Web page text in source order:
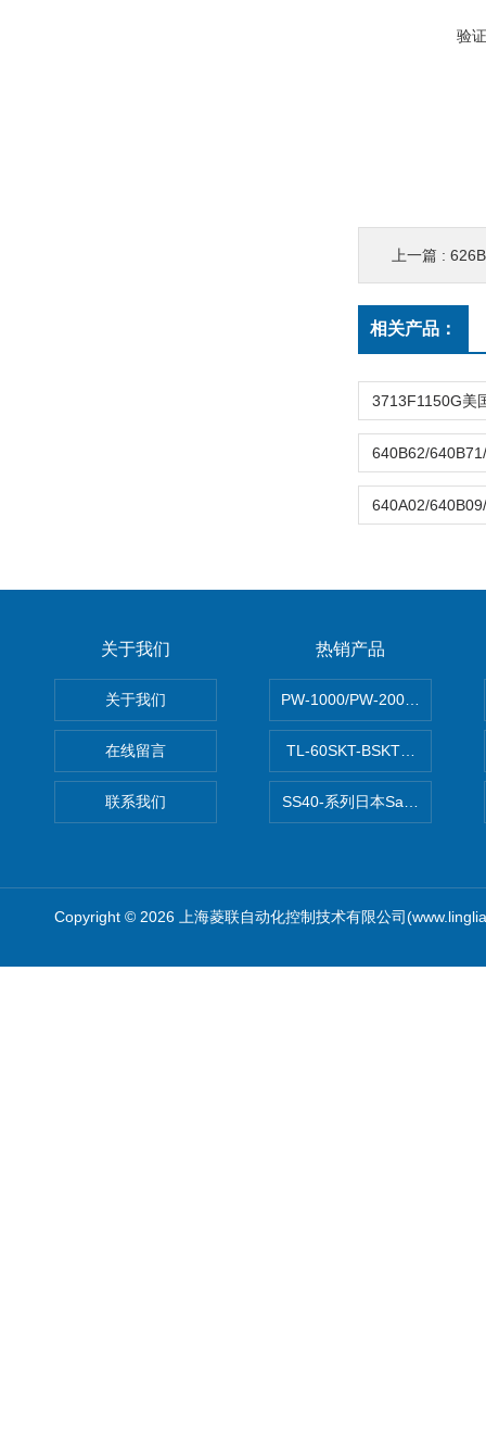
验
上一篇 :
相关产品：
关于我们
关于我们
在线留言
联系我们
热销产品
PW-1000/PW-
TL-60SKT-BSKTC张力控制器
SS40-系列日本Sawamura泽
Copyright © 2026 上海菱联自动化控制技术有限公司